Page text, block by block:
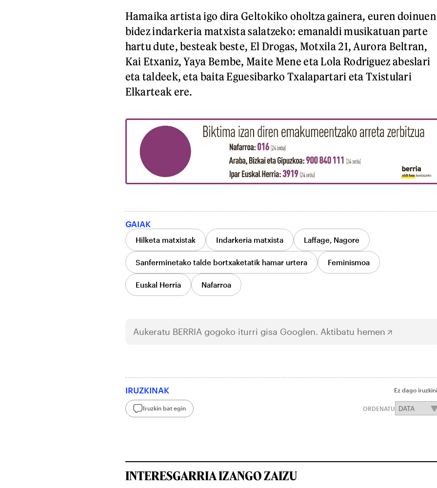
Hamaika artista igo dira Geltokiko oholtza gainera, euren doinuen
bidez indarkeria matxista salatzeko: emanaldi musikatuan parte
hartu dute, besteak beste, El Drogas, Motxila 21, Aurora Beltran,
Kai Etxaniz, Yaya Bembe, Maite Mene eta Lola Rodriguez abeslari
eta taldeek, eta baita Eguesibarko Txalapartari eta Txistulari
Elkarteak ere.
GAIAK
Hilketa matxistak Indarkeria matxista Laffage, Nagore
Sanferminetako talde bortxaketatik hamar urtera Feminismoa
Euskal Herria Nafarroa
Aukeratu BERRIA gogoko iturri gisa Googlen. Aktibatu hemen
IRUZKINAK Ez dago
Iruzkin bat egin ORDENATU
INTERESGARRIA IZANGO ZAIZU